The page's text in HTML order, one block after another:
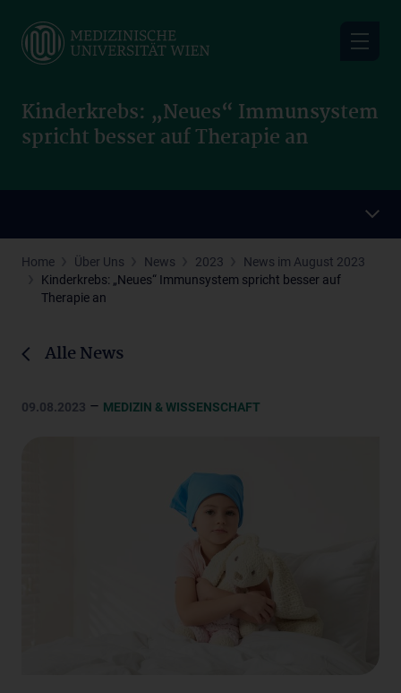
main
Kinderkrebs: „Neues“ Immunsystem
spricht besser auf Therapie an
Home Über Uns News 2023
News im August 2023
Kinderkrebs: „Neues“ Immunsystem spricht besser auf
Therapie an
Alle News
09.08.2023 – MEDIZIN & WISSENSCHAFT